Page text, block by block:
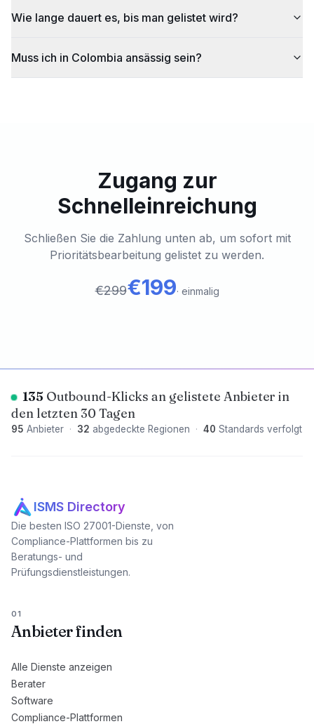
Wie lange dauert es, bis man gelistet wird?
Muss ich in Colombia ansässig sein?
Zugang zur
Schnelleinreichung
Schließen Sie die Zahlung unten ab, um sofort mit
Prioritätsbearbeitung gelistet zu werden.
€299€199· einmalig
135 Outbound-Klicks an gelistete Anbieter in
den letzten 30 Tagen
95 Anbieter · 32 abgedeckte Regionen · 40 Standards verfolgt
ISMS Directory
Die besten ISO 27001-Dienste, von
Compliance-Plattformen bis zu
Beratungs- und
Prüfungsdienstleistungen.
01
Anbieter finden
Alle Dienste anzeigen
Berater
Software
Compliance-Plattformen